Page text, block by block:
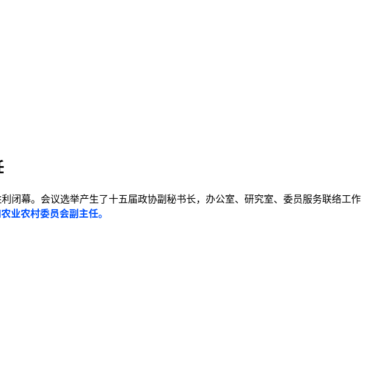
闭幕。会议选举产生了十五届政协副秘书长，办公室、研究室、委员服务联络工作
业农村委员会副主任。